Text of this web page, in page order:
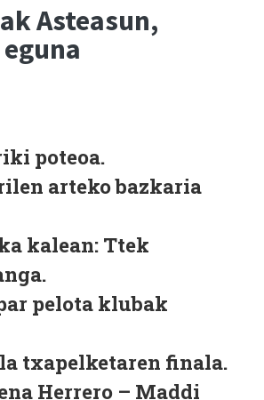
Asteasun,
poteoa.
arteko bazkaria
kalean: Ttek
pelota klubak
txapelketaren finala.
Herrero – Maddi